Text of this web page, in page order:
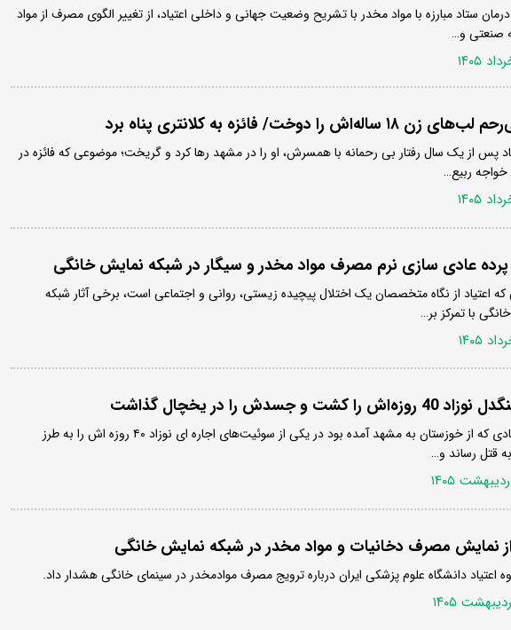
ستاد مبارزه با مواد مخدر با تشریح وضعیت جهانی و داخلی اعتیاد، از تغییر الگوی مصرف از مواد
صنعتی و…
۱۸ ساله‌اش را دوخت/ فائزه به کلانتری پناه برد
پس از یک سال رفتار بی رحمانه با همسرش، او را در مشهد رها کرد و گریخت؛ موضوعی که فائزه در
خواجه ربیع…
عادی سازی نرم مصرف مواد مخدر و سیگار در شبکه نمایش خانگی
که اعتیاد از نگاه متخصصان یک اختلال پیچیده زیستی، روانی و اجتماعی است، برخی آثار شبکه
با تمرکز بر…
را کشت و جسدش را در یخچال گذاشت
مرد معتادی که از خوزستان به مشهد آمده بود در یکی از سوئیت‌های اجاره ای نوزاد ۴۰ روزه اش را به طرز
قتل رساند و…
از نمایش مصرف دخانیات و مواد مخدر در شبکه نمایش خانگی
اعتیاد دانشگاه علوم پزشکی ایران درباره ترویج مصرف موادمخدر در سینمای خانگی هشدار داد.